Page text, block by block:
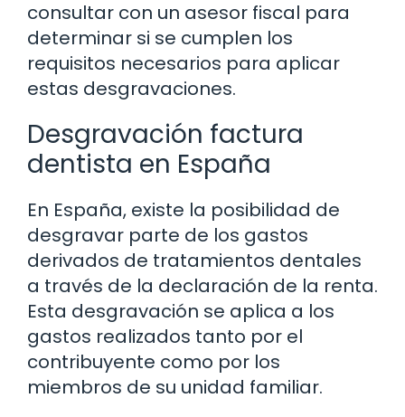
consultar con un asesor fiscal para
determinar si se cumplen los
requisitos necesarios para aplicar
estas desgravaciones.
Desgravación factura
dentista en España
En España, existe la posibilidad de
desgravar parte de los gastos
derivados de tratamientos dentales
a través de la declaración de la renta.
Esta desgravación se aplica a los
gastos realizados tanto por el
contribuyente como por los
miembros de su unidad familiar.